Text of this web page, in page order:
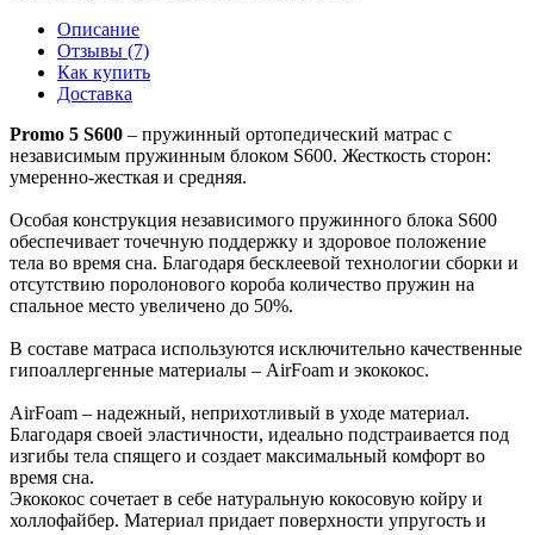
Описание
Отзывы (7)
Как купить
Доставка
Promo 5 S600 – пружинный ортопедический матрас с
независимым пружинным блоком S600. Жесткость сторон:
умеренно-жесткая и средняя.
Особая конструкция независимого пружинного блока S600
обеспечивает точечную поддержку и здоровое положение
тела во время сна. Благодаря бесклеевой технологии сборки и
отсутствию поролонового короба количество пружин на
спальное место увеличено до 50%.
В составе матраса используются исключительно качественные
гипоаллергенные материалы – AirFoam и экококос.
AirFoam – надежный, неприхотливый в уходе материал.
Благодаря своей эластичности, идеально подстраивается под
изгибы тела спящего и создает максимальный комфорт во
время сна.
Экококос сочетает в себе натуральную кокосовую койру и
холлофайбер. Материал придает поверхности упругость и